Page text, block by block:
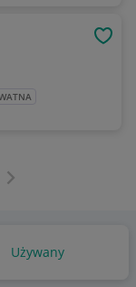
Następna strona
Używany